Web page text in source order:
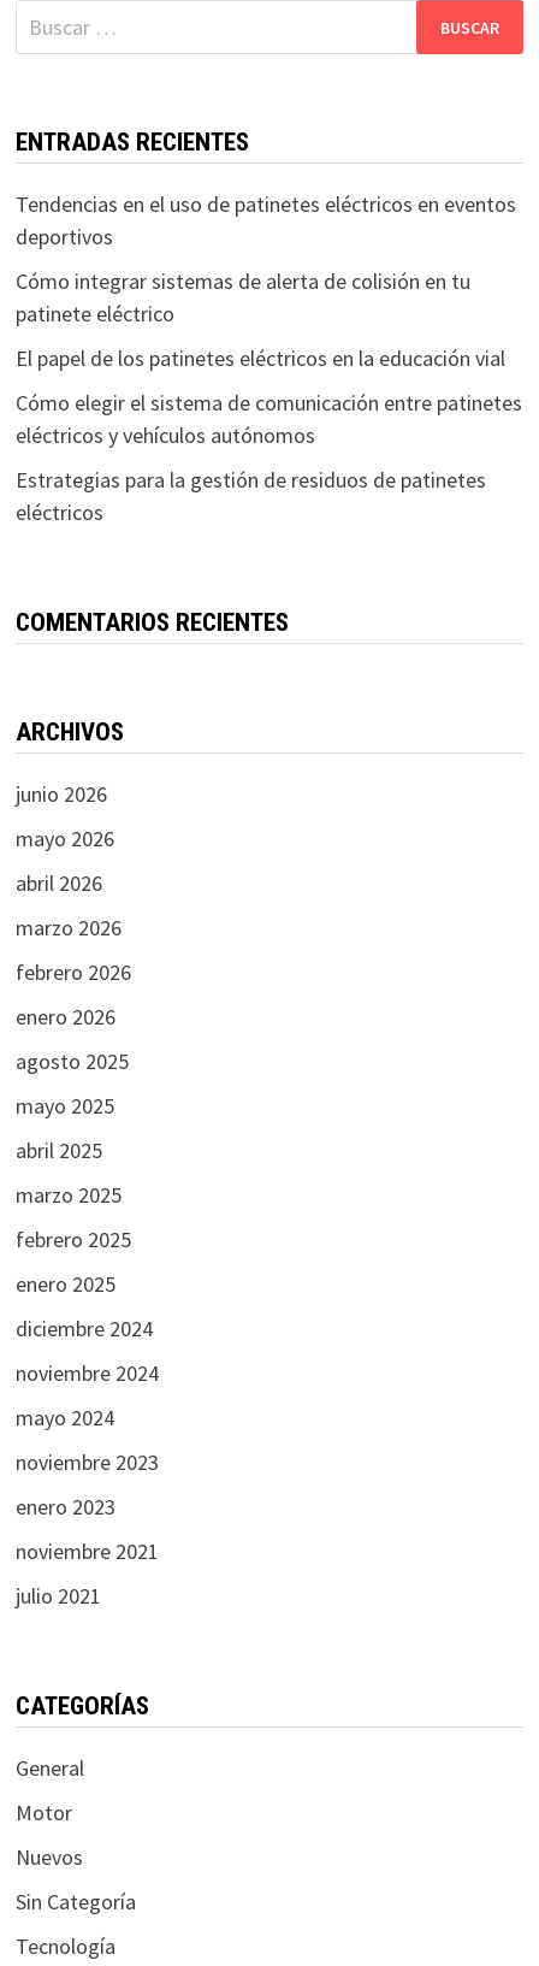
Buscar:
ENTRADAS RECIENTES
Tendencias en el uso de patinetes eléctricos en eventos
deportivos
Cómo integrar sistemas de alerta de colisión en tu
patinete eléctrico
El papel de los patinetes eléctricos en la educación vial
Cómo elegir el sistema de comunicación entre patinetes
eléctricos y vehículos autónomos
Estrategias para la gestión de residuos de patinetes
eléctricos
COMENTARIOS RECIENTES
ARCHIVOS
junio 2026
mayo 2026
abril 2026
marzo 2026
febrero 2026
enero 2026
agosto 2025
mayo 2025
abril 2025
marzo 2025
febrero 2025
enero 2025
diciembre 2024
noviembre 2024
mayo 2024
noviembre 2023
enero 2023
noviembre 2021
julio 2021
CATEGORÍAS
General
Motor
Nuevos
Sin Categoría
Tecnología